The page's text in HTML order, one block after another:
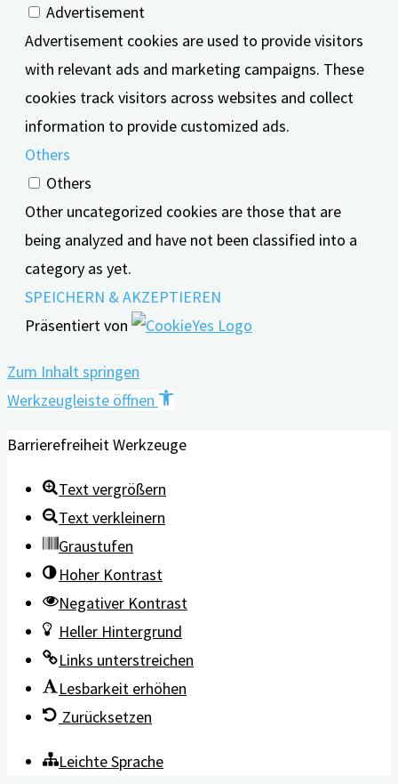
Advertisement
Advertisement cookies are used to provide visitors
with relevant ads and marketing campaigns. These
cookies track visitors across websites and collect
information to provide customized ads.
Others
Others
Other uncategorized cookies are those that are
being analyzed and have not been classified into a
category as yet.
SPEICHERN & AKZEPTIEREN
Präsentiert von
Zum Inhalt springen
Werkzeugleiste öffnen
Barrierefreiheit Werkzeuge
Text vergrößern
Text verkleinern
Graustufen
Hoher Kontrast
Negativer Kontrast
Heller Hintergrund
Links unterstreichen
Lesbarkeit erhöhen
Zurücksetzen
Leichte Sprache